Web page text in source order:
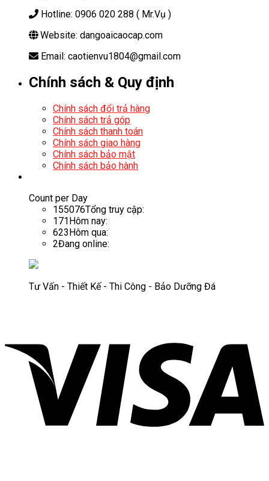
Hotline: 0906 020 288 ( Mr.Vụ )
Website: dangoaicaocap.com
Email: caotienvu1804@gmail.com
Chính sách & Quy định
Chính sách đổi trả hàng
Chính sách trả góp
Chính sách thanh toán
Chính sách giao hàng
Chính sách bảo mật
Chính sách bảo hành
Count per Day
155076Tổng truy cập:
171Hôm nay:
623Hôm qua:
2Đang online:
Tư Vấn - Thiết Kế - Thi Công - Bảo Dưỡng Đá